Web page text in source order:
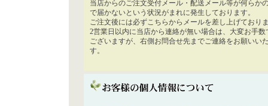
当店からのご注文受付メール・配送メール等が何らか
で届かないという状況がまれに発生しております。
ご注文後には必ずこちらからメールを差し上げており
2営業日以内に当店から連絡が無い場合は、大変お手数
ございますが、右側お問合せ先までご連絡をお願いい
す。